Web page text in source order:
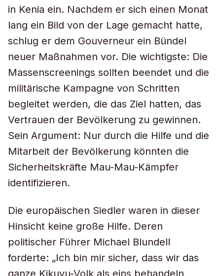
in Kenia ein. Nachdem er sich einen Monat
lang ein Bild von der Lage gemacht hatte,
schlug er dem Gouverneur ein Bündel
neuer Maßnahmen vor. Die wichtigste: Die
Massenscreenings sollten beendet und die
militärische Kampagne von Schritten
begleitet werden, die das Ziel hatten, das
Vertrauen der Bevölkerung zu gewinnen.
Sein Argument: Nur durch die Hilfe und die
Mitarbeit der Bevölkerung könnten die
Sicherheitskräfte Mau-Mau-Kämpfer
identifizieren.
Die europäischen Siedler waren in dieser
Hinsicht keine große Hilfe. Deren
politischer Führer Michael Blundell
forderte: „Ich bin mir sicher, dass wir das
ganze Kikuyu-Volk als eins behandeln